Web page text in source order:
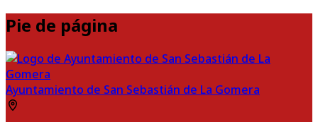
Pie de página
Ayuntamiento de San Sebastián de La Gomera